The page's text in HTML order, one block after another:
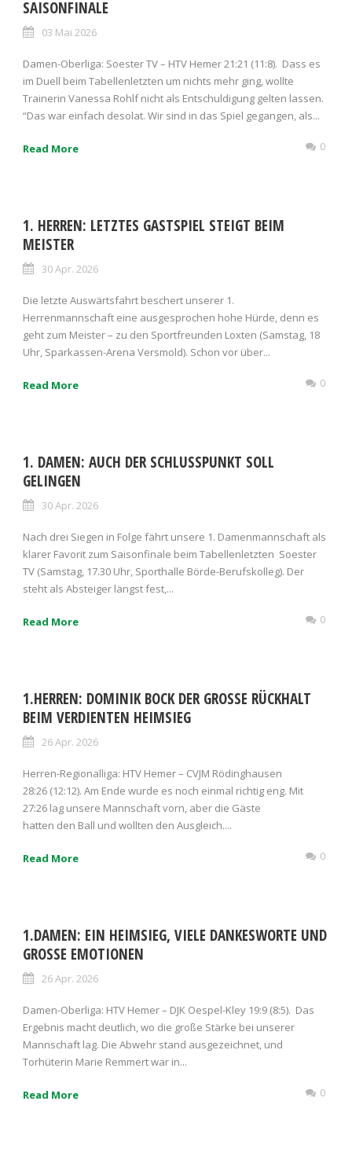
SAISONFINALE
03 Mai 2026
Damen-Oberliga: Soester TV – HTV Hemer 21:21 (11:8). Dass es
im Duell beim Tabellenletzten um nichts mehr ging, wollte
Trainerin Vanessa Rohlf nicht als Entschuldigung gelten lassen.
“Das war einfach desolat. Wir sind in das Spiel gegangen, als...
Read More 0
1. HERREN: LETZTES GASTSPIEL STEIGT BEIM
MEISTER
30 Apr. 2026
Die letzte Auswärtsfahrt beschert unserer 1.
Herrenmannschaft eine ausgesprochen hohe Hürde, denn es
geht zum Meister – zu den Sportfreunden Loxten (Samstag, 18
Uhr, Sparkassen-Arena Versmold). Schon vor über...
Read More 0
1. DAMEN: AUCH DER SCHLUSSPUNKT SOLL
GELINGEN
30 Apr. 2026
Nach drei Siegen in Folge fährt unsere 1. Damenmannschaft als
klarer Favorit zum Saisonfinale beim Tabellenletzten Soester
TV (Samstag, 17.30 Uhr, Sporthalle Börde-Berufskolleg). Der
steht als Absteiger längst fest,...
Read More 0
1.HERREN: DOMINIK BOCK DER GROSSE RÜCKHALT B
EIM VERDIENTEN HEIMSIEG
26 Apr. 2026
Herren-Regionalliga: HTV Hemer – CVJM Rödinghausen
28:26 (12:12). Am Ende wurde es noch einmal richtig eng. Mit
27:26 lag unsere Mannschaft vorn, aber die Gäste
hatten den Ball und wollten den Ausgleich....
Read More 0
1.DAMEN: EIN HEIMSIEG, VIELE DANKESWORTE UND
GROSSE EMOTIONEN
26 Apr. 2026
Damen-Oberliga: HTV Hemer – DJK Oespel-Kley 19:9 (8:5). Das
Ergebnis macht deutlich, wo die große Stärke bei unserer
Mannschaft lag. Die Abwehr stand ausgezeichnet, und
Torhüterin Marie Remmert war in...
Read More 0